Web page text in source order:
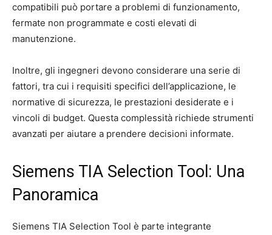
compatibili può portare a problemi di funzionamento,
fermate non programmate e costi elevati di
manutenzione.
Inoltre, gli ingegneri devono considerare una serie di
fattori, tra cui i requisiti specifici dell’applicazione, le
normative di sicurezza, le prestazioni desiderate e i
vincoli di budget. Questa complessità richiede strumenti
avanzati per aiutare a prendere decisioni informate.
Siemens TIA Selection Tool: Una
Panoramica
Siemens TIA Selection Tool è parte integrante